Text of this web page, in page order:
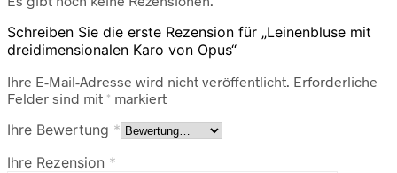
Schreiben Sie die erste Rezension für „Leinenbluse mit
dreidimensionalen Karo von Opus“
Ihre E-Mail-Adresse wird nicht veröffentlicht. Erforderliche
Felder sind mit * markiert
Ihre Bewertung *
Ihre Rezension *